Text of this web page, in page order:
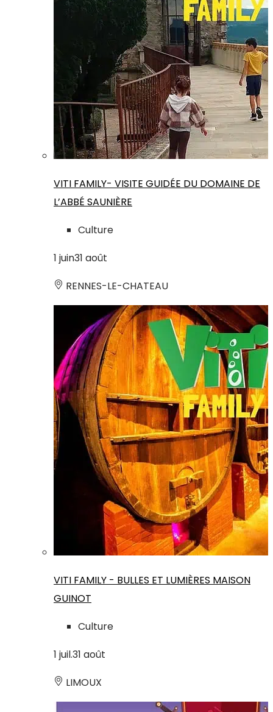
VITI FAMILY- VISITE GUIDÉE DU DOMAINE DE
L’ABBÉ SAUNIÈRE
Culture
1 juin31 août
RENNES-LE-CHATEAU
VITI FAMILY - BULLES ET LUMIÈRES MAISON
GUINOT
Culture
1 juil.31 août
LIMOUX